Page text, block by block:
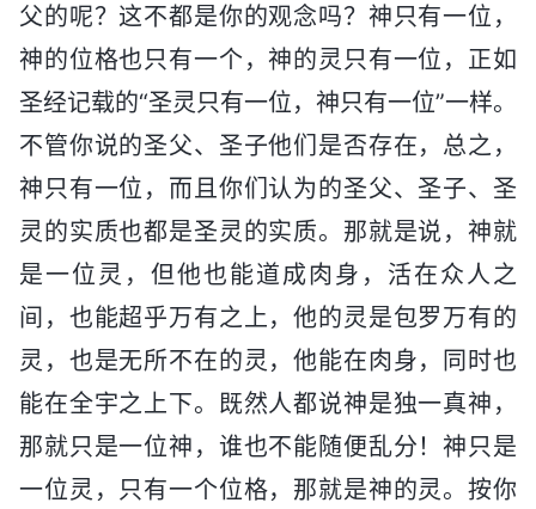
父的呢？这不都是你的观念吗？神只有一位，
神的位格也只有一个，神的灵只有一位，正如
圣经记载的“圣灵只有一位，神只有一位”一样。
不管你说的圣父、圣子他们是否存在，总之，
神只有一位，而且你们认为的圣父、圣子、圣
灵的实质也都是圣灵的实质。那就是说，神就
是一位灵，但他也能道成肉身，活在众人之
间，也能超乎万有之上，他的灵是包罗万有的
灵，也是无所不在的灵，他能在肉身，同时也
能在全宇之上下。既然人都说神是独一真神，
那就只是一位神，谁也不能随便乱分！神只是
一位灵，只有一个位格，那就是神的灵。按你